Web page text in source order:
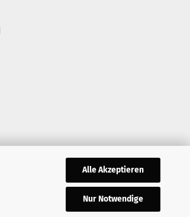
Alle Akzeptieren
Nur Notwendige